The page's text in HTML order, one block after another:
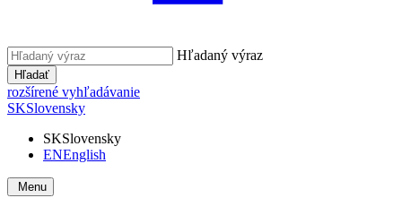
Hľadaný výraz
Hľadať
rozšírené vyhľadávanie
SKSlovensky
SKSlovensky
ENEnglish
Menu